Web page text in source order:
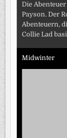
Die
Payson. Der
Abenteuern,
Collie Lad
Midwinter